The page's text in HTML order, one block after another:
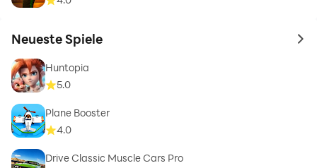
Neueste Spiele to
Huntopia
5.0
Plane Booster
4.0
Drive Classic Muscle Cars Pro